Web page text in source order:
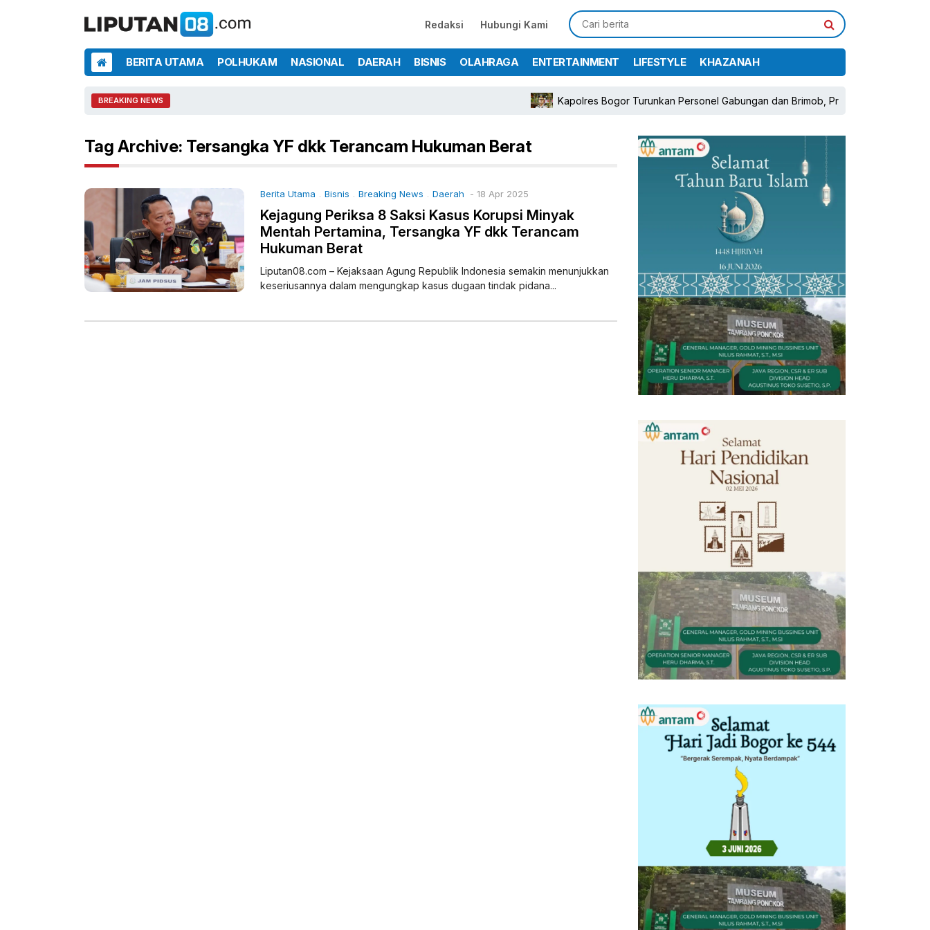
Redaksi Hubungi Kami
BERITA UTAMA POLHUKAM NASIONAL DAERAH BISNIS OLAHRAGA ENTERTAINMENT LIFESTYLE KHAZANAH
BREAKING NEWS Kapolres Bogor Turunkan Personel Gabungan dan Brimob, Prioritaskan Pengamanan
Tag Archive: Tersangka YF dkk Terancam Hukuman Berat
Berita Utama . Bisnis . Breaking News . Daerah - 18 Apr 2025
Kejagung Periksa 8 Saksi Kasus Korupsi Minyak
Mentah Pertamina, Tersangka YF dkk Terancam
Hukuman Berat
Liputan08.com – Kejaksaan Agung Republik Indonesia semakin menunjukkan
keseriusannya dalam mengungkap kasus dugaan tindak pidana...